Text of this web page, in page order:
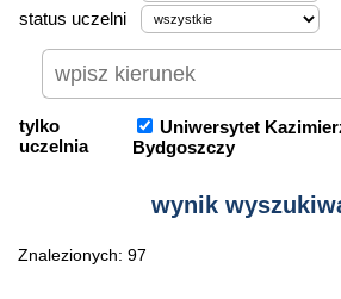
status uczelni
tylko
uczelnia
Uniwersytet
Bydgoszczy
wynik
Znalezionych: 97